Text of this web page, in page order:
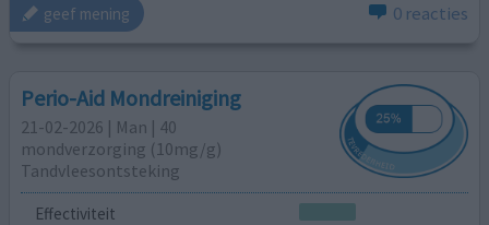
geef mening 0 reacties
Perio-Aid Mondreiniging
21-02-2026 | Man | 40
mondverzorging (10mg/g)
Tandvleesontsteking
Effectiviteit